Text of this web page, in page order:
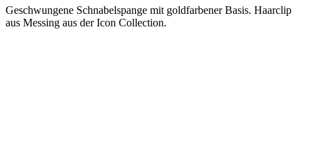
Geschwungene Schnabelspange mit goldfarbener Basis. Haarclip
aus Messing aus der Icon Collection.